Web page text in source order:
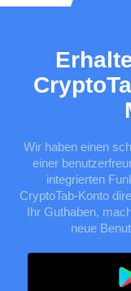
Wir haben einen
einer
integrierten
CryptoTab-Konto
Ihr Guthaben,
neue